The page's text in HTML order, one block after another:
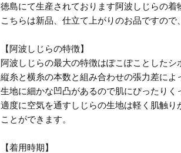
徳島にて生産されております阿波しじらの着
こちらは新品、仕立て上がりのお品ですので
【阿波しじらの特徴】
阿波しじらの最大の特徴はぽこぽことしたシ
縦糸と横糸の本数と組み合わせの張力差によ
生地に細かな凹凸があるので肌にぴったりく
適度に空気を通すしじらの生地は軽く肌触
ことができます。
【着用時期】